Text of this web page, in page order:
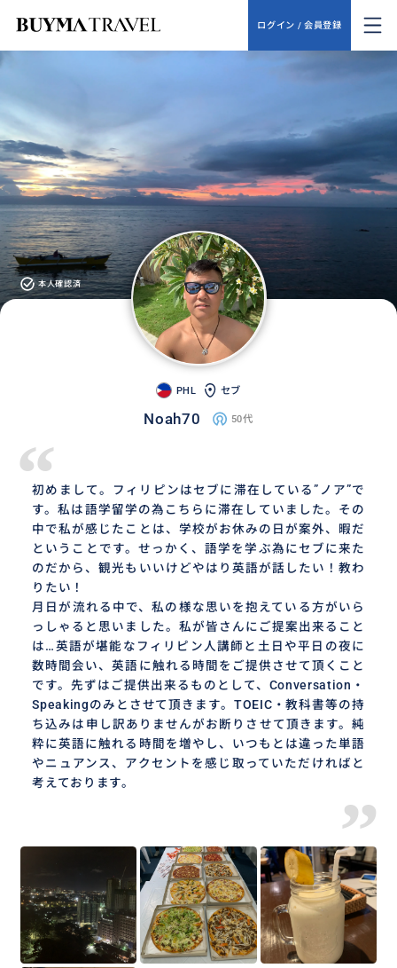
ログイン / 会員登録
本人確認済
PHL セブ
Noah70 50代
“
初めまして。フィリピンはセブに滞在している”ノア”で
す。私は語学留学の為こちらに滞在していました。その
中で私が感じたことは、学校がお休みの日が案外、暇だ
ということです。せっかく、語学を学ぶ為にセブに来た
のだから、観光もいいけどやはり英語が話したい！教わ
りたい！
月日が流れる中で、私の様な思いを抱えている方がいら
っしゃると思いました。私が皆さんにご提案出来ること
は…英語が堪能なフィリピン人講師と土日や平日の夜に
数時間会い、英語に触れる時間をご提供させて頂くこと
です。先ずはご提供出来るものとして、Conversation・
Speakingのみとさせて頂きます。TOEIC・教科書等の持
ち込みは申し訳ありませんがお断りさせて頂きます。純
粋に英語に触れる時間を増やし、いつもとは違った単語
やニュアンス、アクセントを感じ取っていただければと
考えております。
”